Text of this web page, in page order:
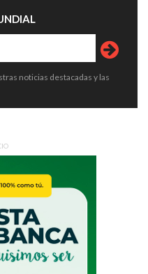
noticias destacadas y las